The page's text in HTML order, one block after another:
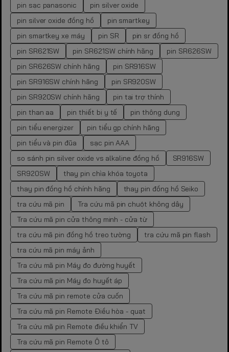
pin sạc panasonic
pin silver oxide
pin silver oxide đồng hồ
pin smartkey
pin smartkey xe máy
pin SR
pin sr đồng hồ
pin SR621SW
pin SR621SW chính hãng
pin SR626SW
pin SR626SW chính hãng
pin SR916SW
pin SR916SW chính hãng
pin SR920SW
pin SR920SW chính hãng
pin tai trợ thính
pin than aa
pin thiết bị y tế
pin thông dụng
pin tiểu energizer
pin tiểu gp chính hãng
pin tiểu và pin đũa
sạc pin AAA
so sánh pin silver oxide vs alkaline đồng hồ
SR916SW
SR920SW
thay pin chìa khóa toyota
thay pin đồng hồ chính hãng
thay pin đồng hồ Seiko
tra cứu mã pin
Tra cứu mã pin chuột không dây
Tra cứu mã pin cửa thông minh - cửa từ
tra cứu mã pin đồng hồ treo tường
tra cứu mã pin flash
tra cứu mã pin máy ảnh
Tra cứu mã pin Máy đo đường huyết
Tra cứu mã pin Máy đo huyết áp
Tra cứu mã pin remote cửa cuốn
Tra cứu mã pin Remote Điều hòa - quạt
Tra cứu mã pin Remote điều khiển TV
Tra cứu mã pin Remote Ô tô